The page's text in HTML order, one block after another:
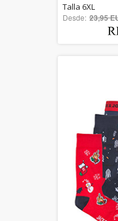
Talla 6XL
Desde: 23,95